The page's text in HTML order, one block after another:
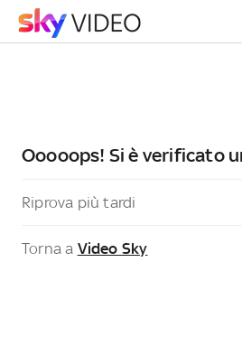
Ooooops! Si è verificato
Riprova più tardi
Torna a Video Sky